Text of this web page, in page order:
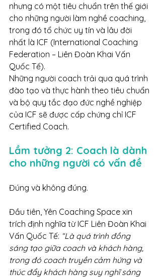
nhưng có một tiêu chuẩn trên thế giới
cho những người làm nghề coaching,
trong đó tổ chức uy tín và lâu đời
nhất là ICF (International Coaching
Federation – Liên Đoàn Khai Vấn
Quốc Tế).
Những người coach trải qua quá trình
đào tạo và thực hành theo tiêu chuẩn
và bộ quy tắc đạo đức nghề nghiệp
của ICF sẽ được cấp chứng chỉ ICF
Certified Coach.
Lầm tưởng 2: Coach là dành
cho những người có vấn đề
Đúng và không đúng.
Đầu tiên, Yên Coaching Space xin
trích định nghĩa từ ICF Liên Đoàn Khai
Vấn Quốc Tế: “Là quá trình đồng
sáng tạo giữa coach và khách hàng,
trong đó coach truyền cảm hứng và
thúc đẩy khách hàng suy nghĩ sáng